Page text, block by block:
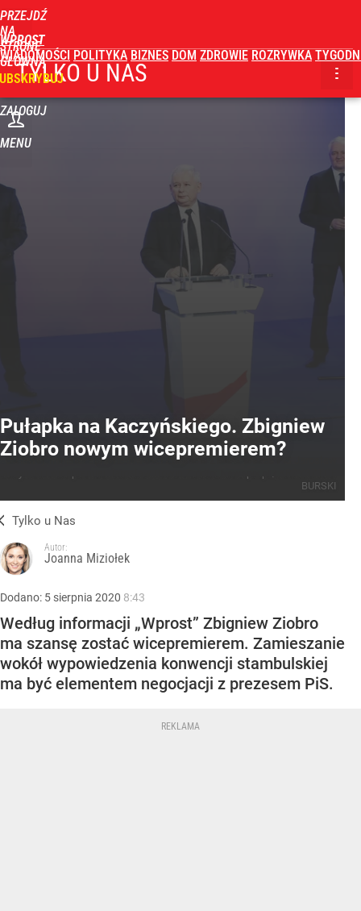
PRZEJDŹ
NA
STRONĘ
GŁÓWNĄ
WPROST
WIADOMOŚCI POLITYKA BIZNES DOM ZDROWIE ROZRYWKA
ZALOGUJ
MENU
TYLKO U NAS
Pułapka na Kaczyńskiego. Zbigniew
Ziobro nowym wicepremierem?
Od lewej: minister sprawiedliwości Zbigniew Ziobro, prezes PiS Jarosław
BURSKI
Tylko u Nas
Autor:
Joanna Miziołek
Dodano: 5 sierpnia 2020 8:43
Według informacji „Wprost” Zbigniew Ziobro
ma szansę zostać wicepremierem. Zamieszanie
wokół wypowiedzenia konwencji stambulskiej
ma być elementem negocjacji z prezesem PiS.